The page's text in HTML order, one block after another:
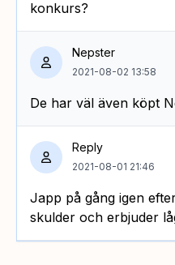
konkurs?
Nepster
2021-08-02 13:58
De har väl även köpt
Reply
2021-08-01 21:46
Japp på gång igen
skulder och erbjuder